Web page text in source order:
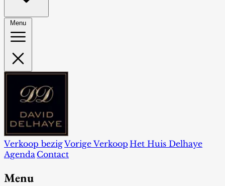
Menu
Verkoop bezigVorige Verkoop Het Huis Delhaye
Agenda Contact
Menu